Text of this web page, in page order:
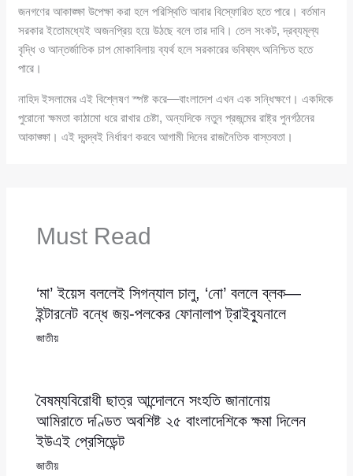
জনগণের আকাঙ্ক্ষা উপেক্ষা করা হলে পরিস্থিতি আবার বিস্ফোরিত হতে পারে। বর্তমান
সরকার ইতোমধ্যেই অজনপ্রিয় হয়ে উঠছে বলে তার দাবি। তেল সংকট, দ্রব্যমূল্য
বৃদ্ধি ও আন্তর্জাতিক চাপ মোকাবিলায় ব্যর্থ হলে সরকারের ভবিষ্যৎ অনিশ্চিত হতে
পারে।
নাহিদ ইসলামের এই বিশ্লেষণ স্পষ্ট করে—বাংলাদেশ এখন এক সন্ধিক্ষণে। একদিকে
পুরোনো ক্ষমতা কাঠামো ধরে রাখার চেষ্টা, অন্যদিকে নতুন প্রজন্মের রাষ্ট্র পুনর্গঠনের
আকাঙ্ক্ষা। এই দ্বন্দ্বই নির্ধারণ করবে আগামী দিনের রাজনৈতিক বাস্তবতা।
Must Read
‘মা’ ইয়েস বললেই সিগন্যাল চালু, ‘নো’ বললে ব্লক—
ইন্টারনেট বন্ধে জয়-পলকের ফোনালাপ ট্রাইব্যুনালে
জাতীয়
বৈষম্যবিরোধী ছাত্র আন্দোলনে সংহতি জানানোয়
আমিরাতে দণ্ডিত অবশিষ্ট ২৫ বাংলাদেশিকে ক্ষমা দিলেন
ইউএই প্রেসিডেন্ট
জাতীয়